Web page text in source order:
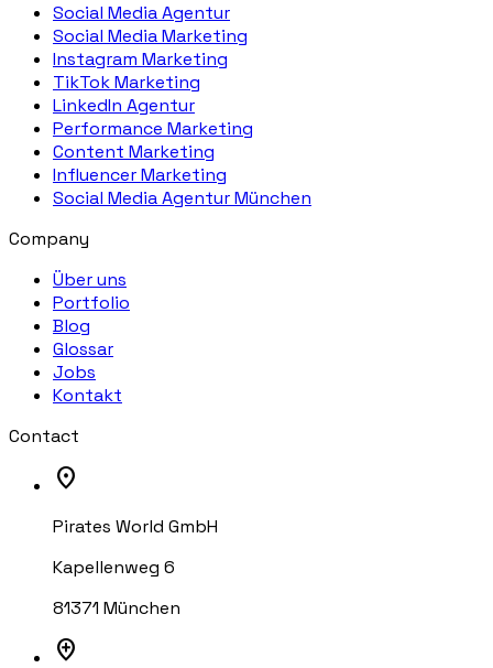
Social Media Agentur
Social Media Marketing
Instagram Marketing
TikTok Marketing
LinkedIn Agentur
Performance Marketing
Content Marketing
Influencer Marketing
Social Media Agentur München
Company
Über uns
Portfolio
Blog
Glossar
Jobs
Kontakt
Contact
location_on
Pirates World GmbH
Kapellenweg 6
81371 München
add_location